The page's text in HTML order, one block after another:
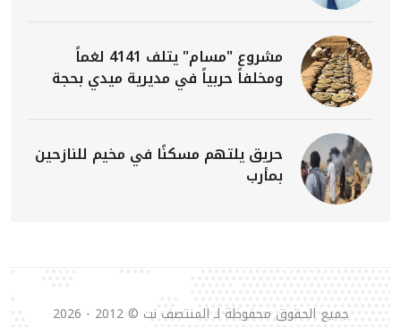
مشروع "مسام" يتلف 4141 لغماً
ومخلفاً حربياً في مديرية ميدي بحجة
حريق يلتهم مسكنًا في مخيم للنازحين
بمأرب
جميع الحقوق محفوظة لـ المنتصف نت © 2012 - 2026